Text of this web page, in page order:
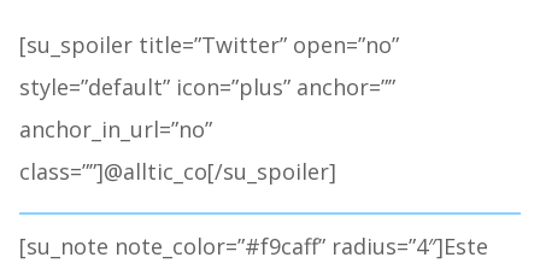
[su_spoiler title=”Twitter” open=”no”
style=”default” icon=”plus” anchor=””
anchor_in_url=”no”
class=””]@alltic_co[/su_spoiler]
[su_note note_color=”#f9caff” radius=”4″]Este